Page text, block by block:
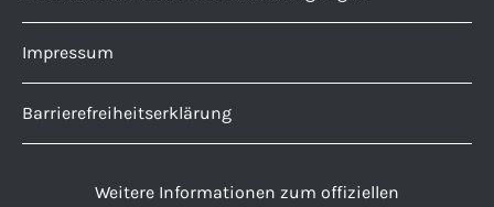
Impressum
Barrierefreiheitserklärung
Weitere Informationen zum offiziellen